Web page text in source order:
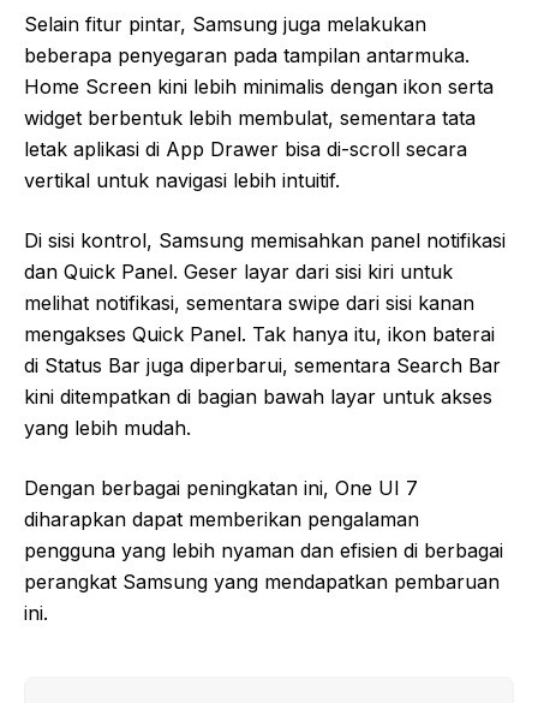
Selain fitur pintar, Samsung juga melakukan
beberapa penyegaran pada tampilan antarmuka.
Home Screen kini lebih minimalis dengan ikon serta
widget berbentuk lebih membulat, sementara tata
letak aplikasi di App Drawer bisa di-scroll secara
vertikal untuk navigasi lebih intuitif.
Di sisi kontrol, Samsung memisahkan panel notifikasi
dan Quick Panel. Geser layar dari sisi kiri untuk
melihat notifikasi, sementara swipe dari sisi kanan
mengakses Quick Panel. Tak hanya itu, ikon baterai
di Status Bar juga diperbarui, sementara Search Bar
kini ditempatkan di bagian bawah layar untuk akses
yang lebih mudah.
Dengan berbagai peningkatan ini, One UI 7
diharapkan dapat memberikan pengalaman
pengguna yang lebih nyaman dan efisien di berbagai
perangkat Samsung yang mendapatkan pembaruan
ini.